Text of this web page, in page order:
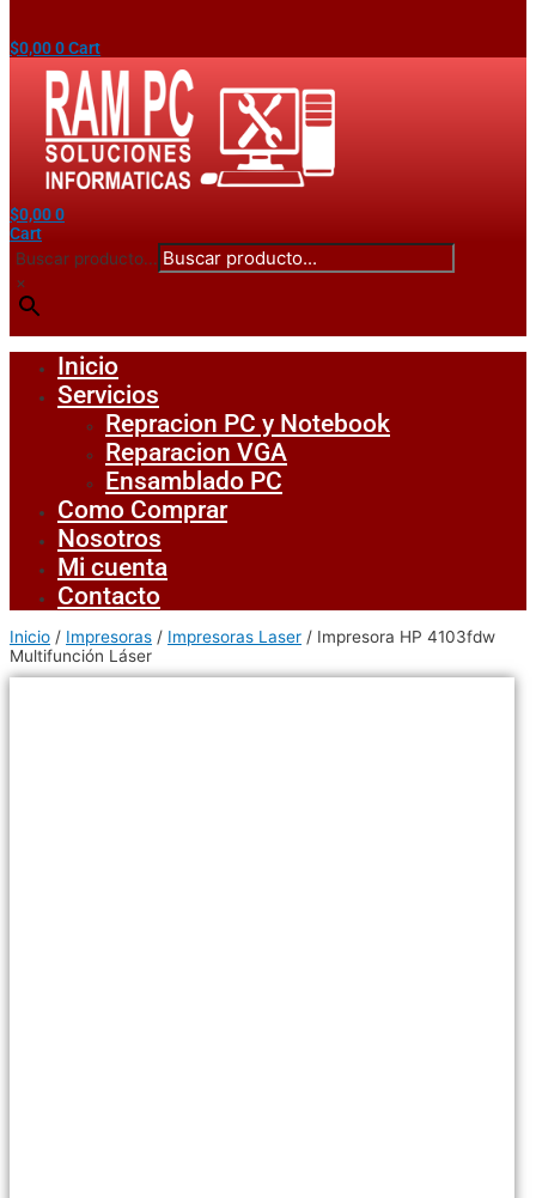
$0,000Cart
$0,000
Cart
Buscar producto...
×
Inicio
Servicios
Repracion PC y Notebook
Reparacion VGA
Ensamblado PC
Como Comprar
Nosotros
Mi cuenta
Contacto
Inicio / Impresoras / Impresoras Laser / Impresora HP 4103fdw
Multifunción Láser